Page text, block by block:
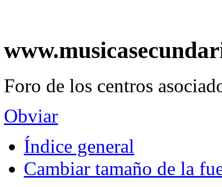
Foro de los centros
Obviar
Índice general
Cambiar tamaño de la